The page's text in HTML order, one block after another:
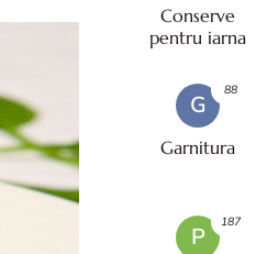
Conserve
pentru iarna
G
Garnitura
88
P
187